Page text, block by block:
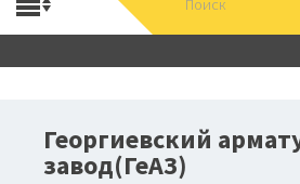
Георгиевский
завод(ГеАЗ)